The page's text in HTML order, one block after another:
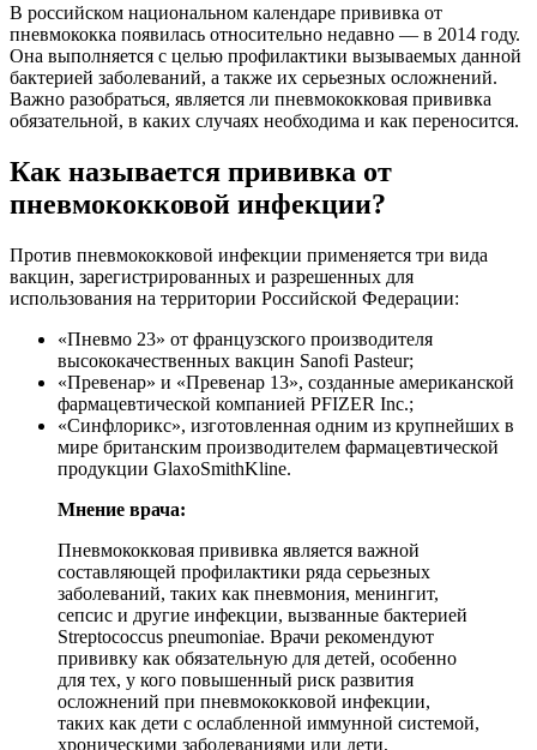
В российском национальном календаре прививка от
пневмококка появилась относительно недавно ― в 2014 году.
Она выполняется с целью профилактики вызываемых данной
бактерией заболеваний, а также их серьезных осложнений.
Важно разобраться, является ли пневмококковая прививка
обязательной, в каких случаях необходима и как переносится.
Как называется прививка от
пневмококковой инфекции?
Против пневмококковой инфекции применяется три вида
вакцин, зарегистрированных и разрешенных для
использования на территории Российской Федерации:
«Пневмо 23» от французского производителя
высококачественных вакцин Sanofi Pasteur;
«Превенар» и «Превенар 13», созданные американской
фармацевтической компанией PFIZER Inc.;
«Синфлорикс», изготовленная одним из крупнейших в
мире британским производителем фармацевтической
продукции GlaxoSmithKline.
Мнение врача:
Пневмококковая прививка является важной
составляющей профилактики ряда серьезных
заболеваний, таких как пневмония, менингит,
сепсис и другие инфекции, вызванные бактерией
Streptococcus pneumoniae. Врачи рекомендуют
прививку как обязательную для детей, особенно
для тех, у кого повышенный риск развития
осложнений при пневмококковой инфекции,
таких как дети с ослабленной иммунной системой,
хроническими заболеваниями или дети,